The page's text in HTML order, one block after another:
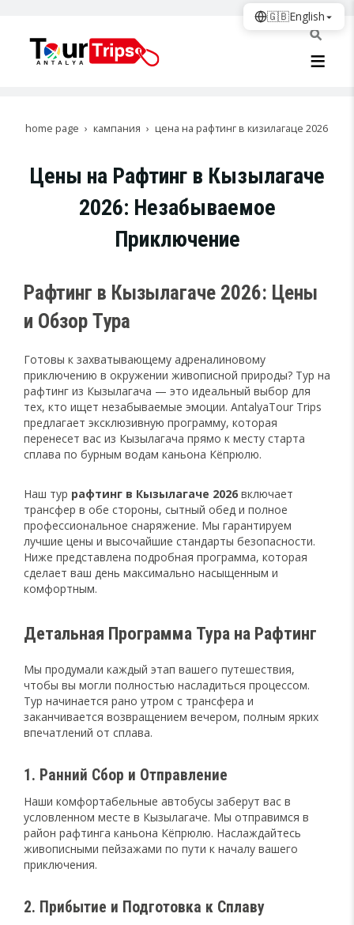
home page кампания цена на рафтинг в кизилагаце 2026
Цены на Рафтинг в Кызылагаче
2026: Незабываемое
Приключение
Рафтинг в Кызылагаче 2026: Цены
и Обзор Тура
Готовы к захватывающему адреналиновому
приключению в окружении живописной природы? Тур на
рафтинг из Кызылагача — это идеальный выбор для
тех, кто ищет незабываемые эмоции. AntalyaTour Trips
предлагает эксклюзивную программу, которая
перенесет вас из Кызылагача прямо к месту старта
сплава по бурным водам каньона Кёпрюлю.
Наш тур рафтинг в Кызылагаче 2026 включает
трансфер в обе стороны, сытный обед и полное
профессиональное снаряжение. Мы гарантируем
лучшие цены и высочайшие стандарты безопасности.
Ниже представлена подробная программа, которая
сделает ваш день максимально насыщенным и
комфортным.
Детальная Программа Тура на Рафтинг
Мы продумали каждый этап вашего путешествия,
чтобы вы могли полностью насладиться процессом.
Тур начинается рано утром с трансфера и
заканчивается возвращением вечером, полным ярких
впечатлений от сплава.
1. Ранний Сбор и Отправление
Наши комфортабельные автобусы заберут вас в
условленном месте в Кызылагаче. Мы отправимся в
район рафтинга каньона Кёпрюлю. Наслаждайтесь
живописными пейзажами по пути к началу вашего
приключения.
2. Прибытие и Подготовка к Сплаву
🇬🇧English